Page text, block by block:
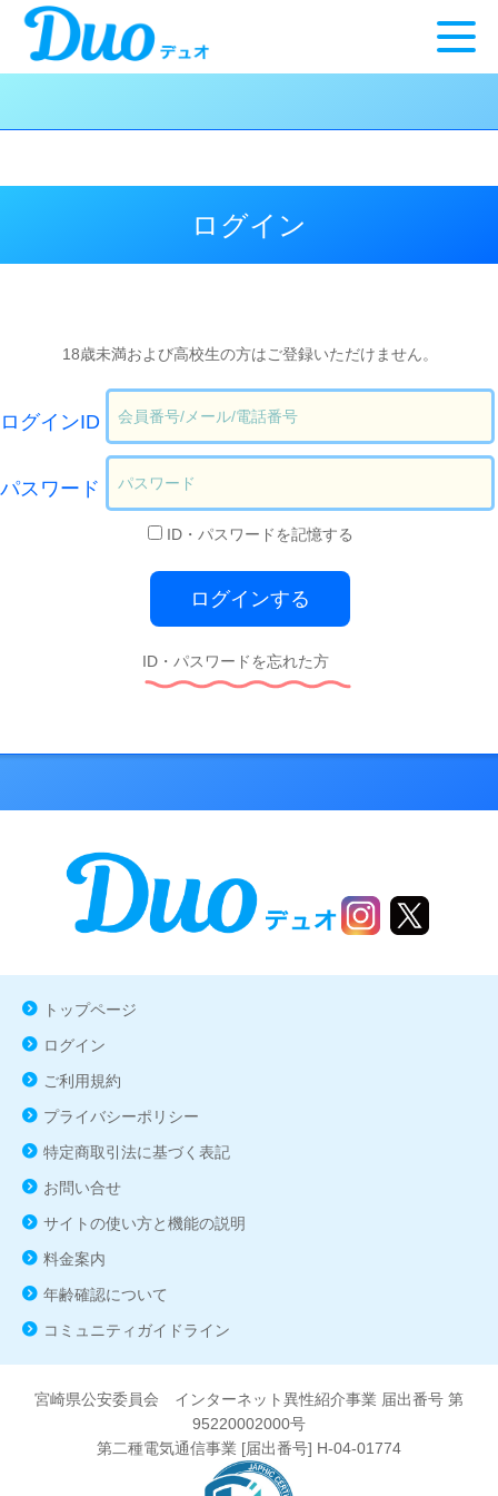
ログイン
18歳未満および高校生の方はご登録いただけません。
ログインID
パスワード
ID・パスワードを記憶する
ID・パスワードを忘れた方
トップページ
ログイン
ご利用規約
プライバシーポリシー
特定商取引法に基づく表記
お問い合せ
サイトの使い方と機能の説明
料金案内
年齢確認について
コミュニティガイドライン
宮崎県公安委員会 インターネット異性紹介事業 届出番号 第
95220002000号
第二種電気通信事業 [届出番号] H-04-01774